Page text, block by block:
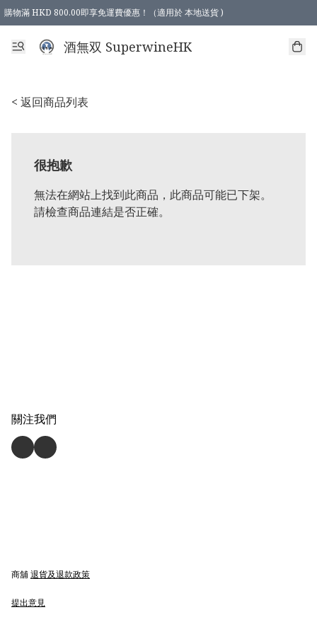
購物滿 HKD 800.00即享免運費優惠！（適用於 本地送貨 )
酒無双 SuperwineHK
< 返回商品列表
很抱歉
無法在網站上找到此商品，此商品可能已下架。
請檢查商品連結是否正確。
關注我們
商舖退貨及退款政策
提出意見